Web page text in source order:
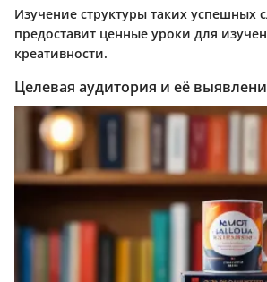
Изучение структуры таких успешных
предоставит ценные уроки для
креативности.
Целевая аудитория и её